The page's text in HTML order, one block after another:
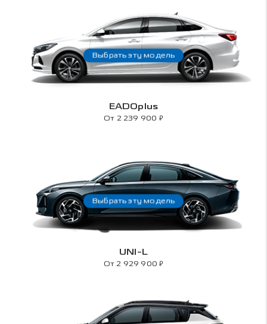
EADOplus
От 2 239 900 ₽
Выбрать эту модель
UNI-L
От 2 929 900₽
Выбрать эту модель